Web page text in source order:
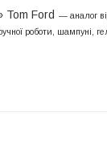
Tom Ford — аналог
роботи, шампуні,